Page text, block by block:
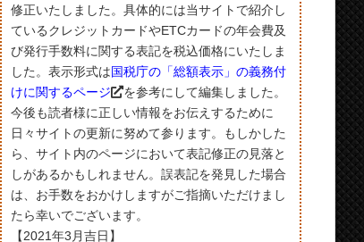
修正いたしました。具体的には当サイトで紹介し
ているクレジットカードやETCカードの年会費及
び発行手数料に関する表記を税込価格にいたしま
した。表示形式は国税庁の「総額表示」の義務付
けに関するページ
を参考にして編集しました。
今後も読者様に正しい情報をお伝えするために
日々サイトの更新に努めて参ります。もしかした
ら、サイト内のページにおいて表記修正の見落と
しがあるかもしれません。誤表記を発見した場合
は、お手数をおかけしますがご指摘いただけまし
たら幸いでございます。
【2021年3月吉日】